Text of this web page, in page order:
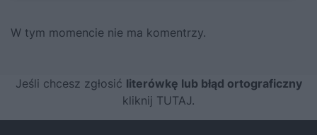
W tym momencie nie ma komentrzy.
Jeśli chcesz zgłosić literówkę lub błąd ortograficzny
kliknij TUTAJ.